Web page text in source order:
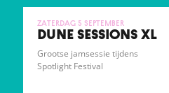
zaterdag 5 september
DUNE SESSIONS XL
Grootse jamsessie tijdens
Spotlight Festival